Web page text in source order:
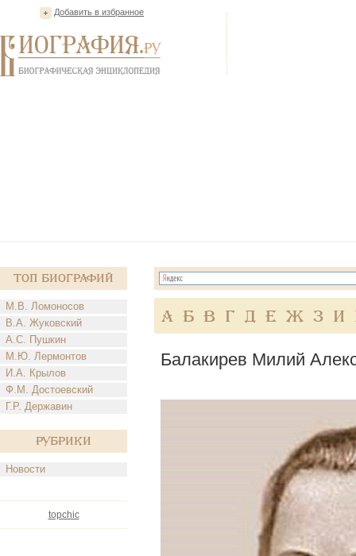
Добавить в избранное
Топ Биографий
М.В. Ломоносов
В.А. Жуковский
А.С. Пушкин
М.Ю. Лермонтов
И.А. Крылов
Ф.М. Достоевский
Г.Р. Державин
Рубрики
Новости
topchic
А Б В Г Д Е Ж З И
Балакирев Милий